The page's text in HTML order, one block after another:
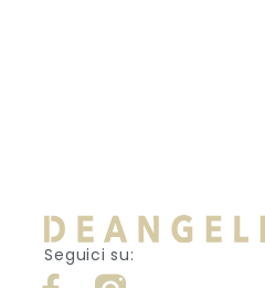
Seguici su: